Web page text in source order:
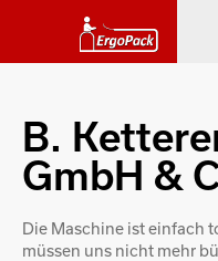
B.
GmbH &
Die Maschine ist einfach
müssen uns nicht mehr